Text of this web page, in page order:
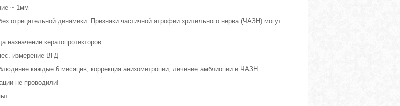
~ 1мм
отрицательной динамики. Признаки частичной атрофии зрительного нерва (ЧАЗН) могут
назначение кератопротекторов
измерение ВГД
каждые 6 месяцев, коррекция анизометропии, лечение амблиопии и ЧАЗН.
не проводили!